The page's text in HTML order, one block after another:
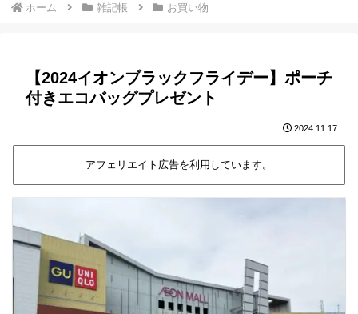
ホーム 雑記帳 お買い物
【2024イオンブラックフライデー】ポーチ
付きエコバッグプレゼント
2024.11.17
アフェリエイト広告を利用しています。